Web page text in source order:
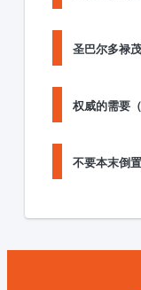
圣巴尔多禄
权威的需要
不要本末倒